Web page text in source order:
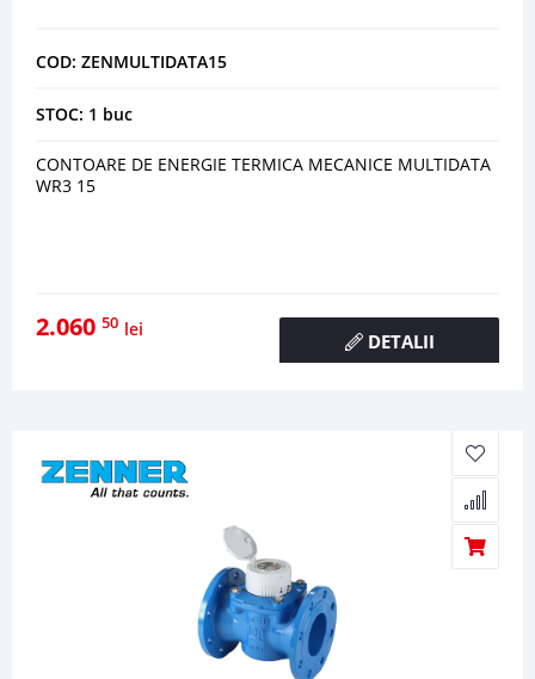
COD: ZENMULTIDATA15
STOC: 1 buc
CONTOARE DE ENERGIE TERMICA MECANICE MULTIDATA
WR3 15
2.060 50 lei
DETALII